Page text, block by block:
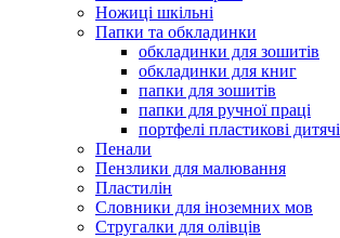
Ножиці шкільні
Папки та обкладинки
обкладинки для зошитів
обкладинки для книг
папки для зошитів
папки для ручної праці
портфелі пластикові дитячі
Пенали
Пензлики для малювання
Пластилін
Словники для іноземних мов
Стругалки для олівців